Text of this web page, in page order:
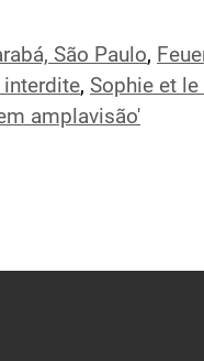
São Paulo,
interdite, Sophie et
amplavisão'